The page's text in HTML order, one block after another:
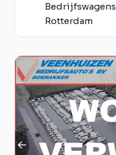
Bedrijfswagens
Rotterdam